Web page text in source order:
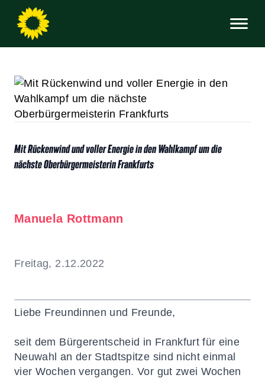
Mit Rückenwind und voller Energie in den Wahlkampf um die
nächste Oberbürgermeisterin Frankfurts
Manuela Rottmann
Freitag, 2.12.2022
Liebe Freundinnen und Freunde,
seit dem Bürgerentscheid in Frankfurt für eine
Neuwahl an der Stadtspitze sind nicht einmal
vier Wochen vergangen. Vor gut zwei Wochen